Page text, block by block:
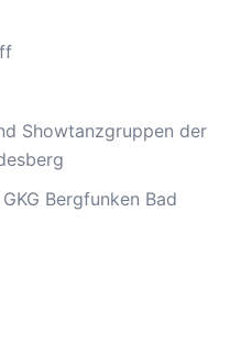
Showtanzgruppen der
Bergfunken Bad